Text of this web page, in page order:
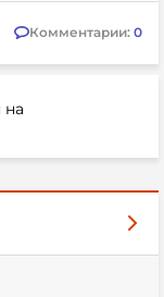
Комментарии: 0
на